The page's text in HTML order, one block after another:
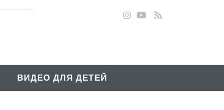
ВИДЕО ДЛЯ ДЕТЕЙ